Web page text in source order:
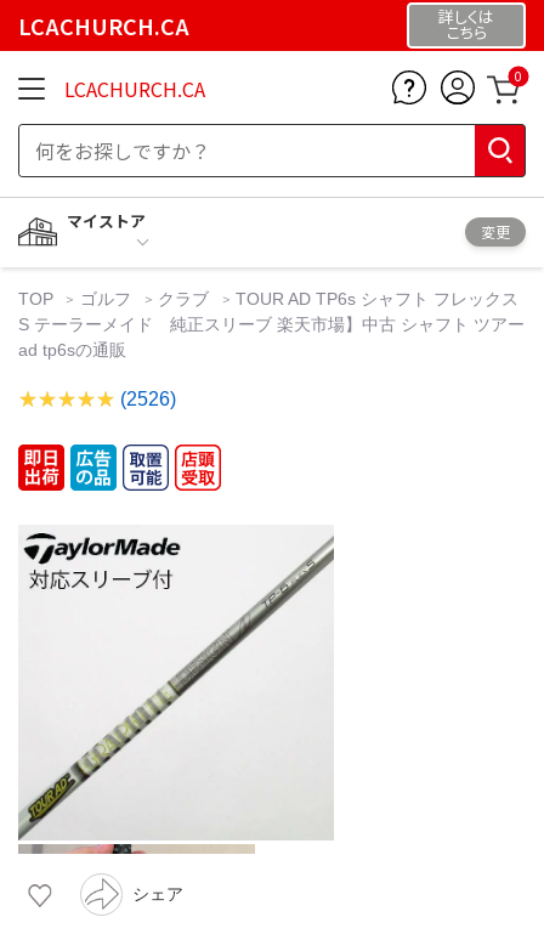
LCACHURCH.CA 詳しくは
こちら
LCACHURCH.CA 0
マイストア
変更
TOP ゴルフ クラブ
TOUR AD TP6s シャフト フレックス
S テーラーメイド 純正スリーブ 楽天市場】中古 シャフト ツアー
ad tp6sの通販
(2526)
シェア